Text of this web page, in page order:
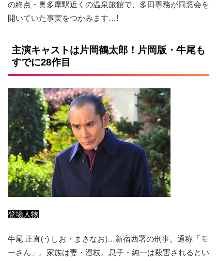
の終点・奥多摩駅近くの温泉旅館で、多田専務が同窓会を
開いていた事実をつかみます…!
主演キャストは片岡鶴太郎！片岡版・牛尾も
すでに28作目
登場人物
牛尾 正直(うしお・まさなお)…新宿西署の刑事。通称「モ
ーさん」。家族は妻・澄枝。息子・純一は殺害されるとい